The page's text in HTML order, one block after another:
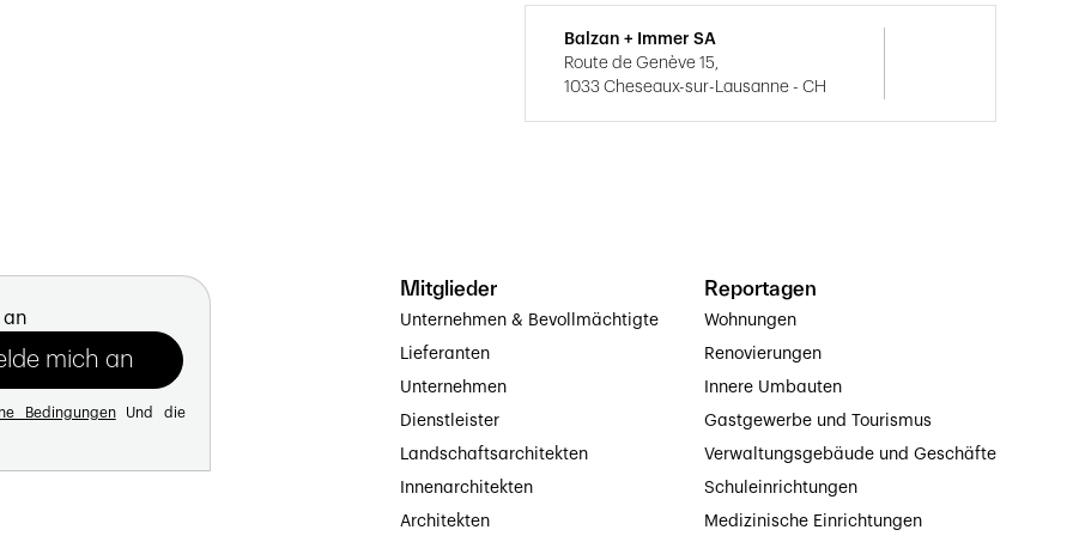
Balzan + Immer SA
Route de Genève 15,
1033 Cheseaux-sur-Lausanne - CH
an
BedingungenUnd die
Mitglieder
Unternehmen & Bevollmächtigte
Lieferanten
Unternehmen
Dienstleister
Landschaftsarchitekten
Innenarchitekten
Architekten
Reportagen
Wohnungen
Renovierungen
Innere Umbauten
Gastgewerbe und Tourismus
Verwaltungsgebäude und Geschäfte
Schuleinrichtungen
Medizinische Einrichtungen